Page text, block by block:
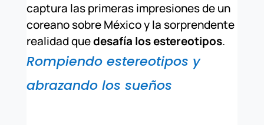
captura las primeras impresiones de un
coreano sobre México y la sorprendente
realidad quedesafía los estereotipos.
Rompiendo estereotipos y
abrazando los sueños